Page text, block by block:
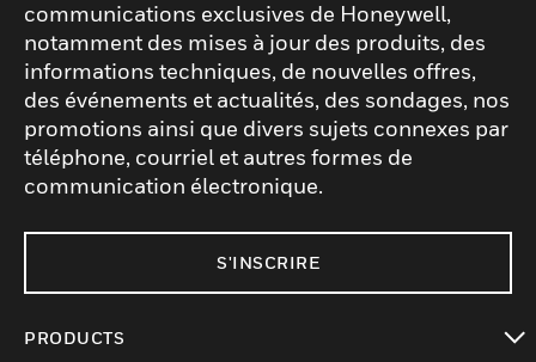
communications exclusives de Honeywell,
notamment des mises à jour des produits, des
informations techniques, de nouvelles offres,
des événements et actualités, des sondages, nos
promotions ainsi que divers sujets connexes par
téléphone, courriel et autres formes de
communication électronique.
S'INSCRIRE
PRODUCTS